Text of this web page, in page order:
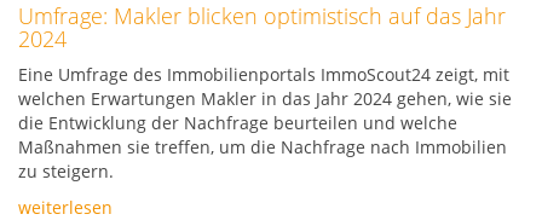
Umfrage: Makler blicken optimistisch auf das Jahr
2024
Eine Umfrage des Immobilienportals ImmoScout24 zeigt, mit
welchen Erwartungen Makler in das Jahr 2024 gehen, wie sie
die Entwicklung der Nachfrage beurteilen und welche
Maßnahmen sie treffen, um die Nachfrage nach Immobilien
zu steigern.
weiterlesen